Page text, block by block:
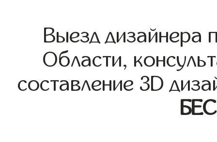
Выезд дизайнера
Области,
составление 3D